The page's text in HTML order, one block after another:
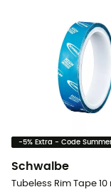
-5% Extra - Code
Schwalbe